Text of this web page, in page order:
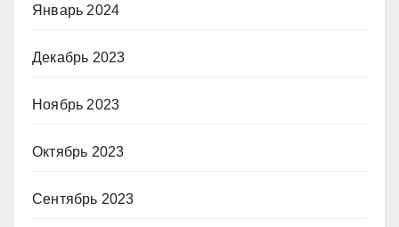
Январь 2024
Декабрь 2023
Ноябрь 2023
Октябрь 2023
Сентябрь 2023